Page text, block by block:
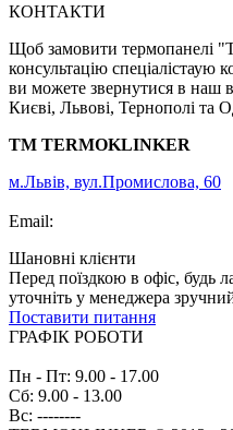
КОНТАКТИ
Щоб замовити термопанелі
консультацію спеціалістаую
ви можете звернутися в наш
Києві, Львові, Тернополі та
TM TERMOKLINKER
м.Львів, вул.Промислова, 60
Email:
Шановні клієнти
Перед поїздкою в офіс, будь
уточніть у менеджера
Поставити питання
ГРАФІК РОБОТИ
Пн - Пт: 9.00 - 17.00
Сб: 9.00 - 13.00
Вс: --------